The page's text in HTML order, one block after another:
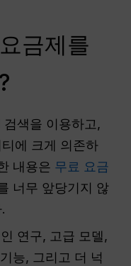
금제를
색을 이용하고,
에 크게 의존하
내용은 무료 요금
너무 앞당기지 않
연구, 고급 모델,
능, 그리고 더 넉